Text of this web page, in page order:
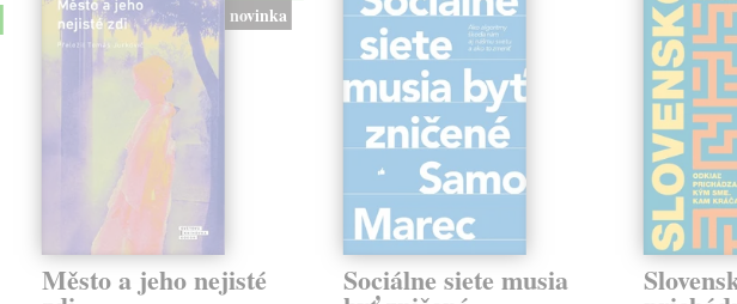
novinka
Město a jeho nejisté Sociálne siete musia